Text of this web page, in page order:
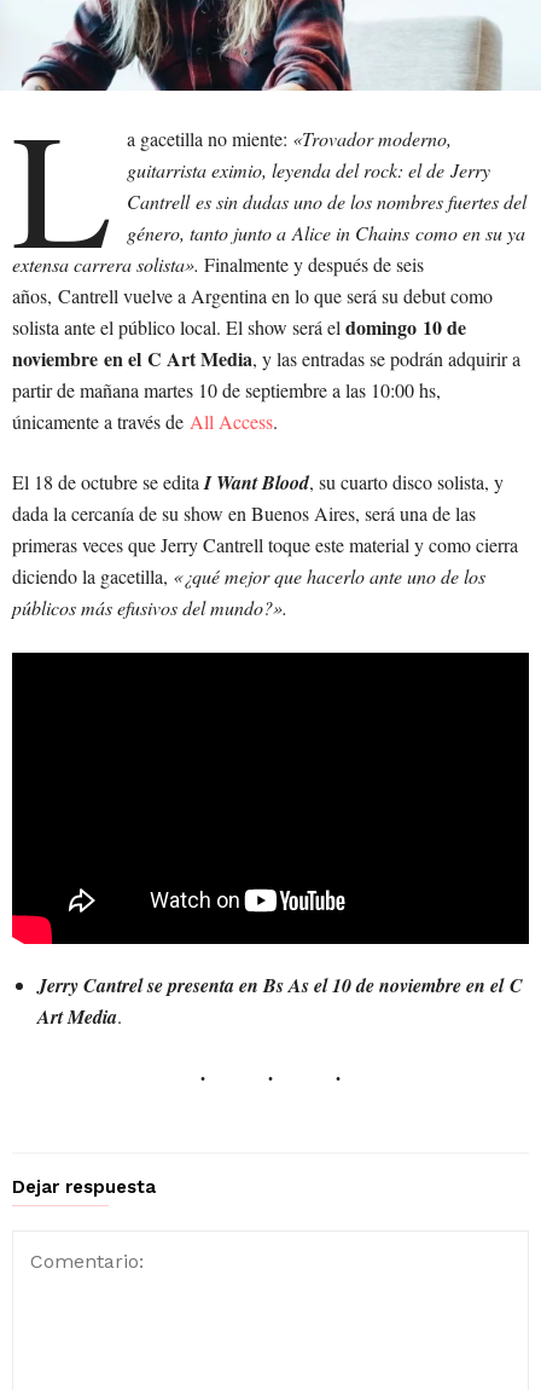
L a gacetilla no miente: «Trovador moderno,
guitarrista eximio, leyenda del rock: el de Jerry
Cantrell es sin dudas uno de los nombres fuertes del
género, tanto junto a Alice in Chains como en su ya
extensa carrera solista». Finalmente y después de seis
años, Cantrell vuelve a Argentina en lo que será su debut como
solista ante el público local. El show será el domingo 10 de
noviembre en el C Art Media, y las entradas se podrán adquirir a
partir de mañana martes 10 de septiembre a las 10:00 hs,
únicamente a través de All Access.
El 18 de octubre se edita I Want Blood, su cuarto disco solista, y
dada la cercanía de su show en Buenos Aires, será una de las
primeras veces que Jerry Cantrell toque este material y como cierra
diciendo la gacetilla, «¿qué mejor que hacerlo ante uno de los
públicos más efusivos del mundo?».
Jerry Cantrel se presenta en Bs As el 10 de noviembre en el C
Art Media.
Dejar respuesta